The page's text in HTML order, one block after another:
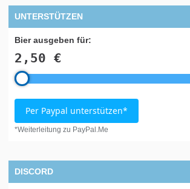
UNTERSTÜTZEN
Bier ausgeben für:
2,50 €
Per Paypal unterstützen*
*Weiterleitung zu PayPal.Me
DISCORD